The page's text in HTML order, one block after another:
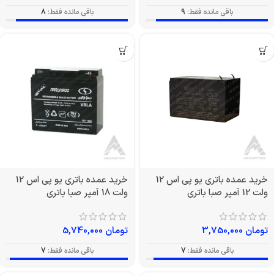
باقی مانده فقط: 9 باقی مانده فقط: 8
خرید عمده باتری یو پی اس 12
ولت 12 آمپر صبا باتری
تومان
باقی مانده فقط: 7
خرید عمده باتری یو پی اس 12
ولت 18 آمپر صبا باتری
تومان
باقی مانده فقط: 7